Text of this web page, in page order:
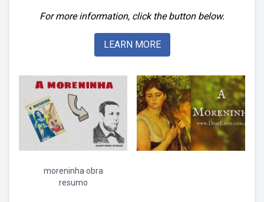
For more information, click the button below.
LEARN MORE
moreninha obra
resumo